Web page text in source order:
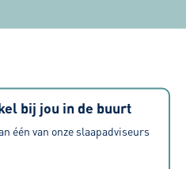
Zeer
bij jou in de buurt
één van onze slaapadviseurs